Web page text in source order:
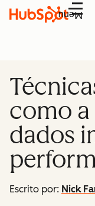
Menu
como a
dados
Escrito por: Nick